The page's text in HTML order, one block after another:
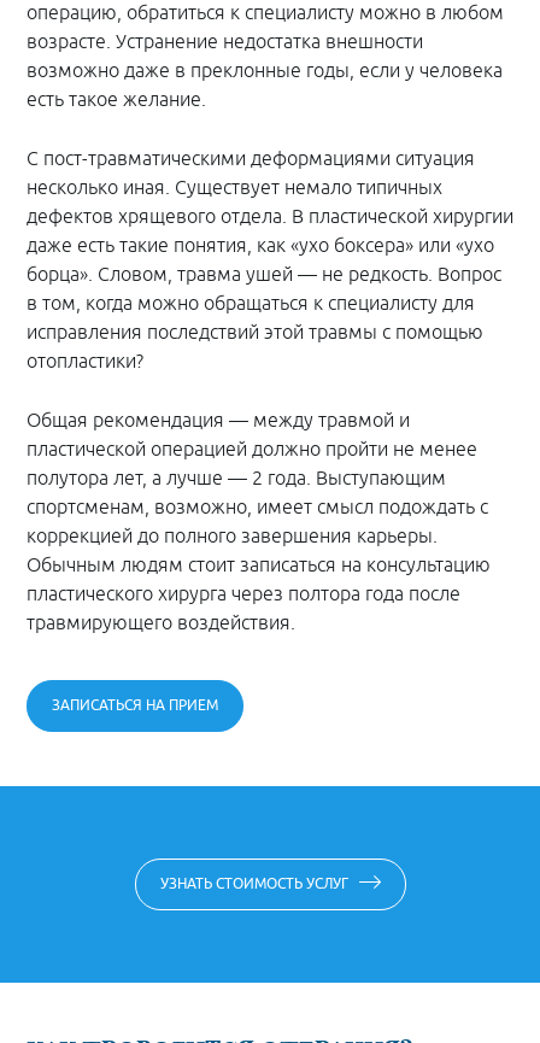
операцию, обратиться к специалисту можно в любом
возрасте. Устранение недостатка внешности
возможно даже в преклонные годы, если у человека
есть такое желание.
С пост-травматическими деформациями ситуация
несколько иная. Существует немало типичных
дефектов хрящевого отдела. В пластической хирургии
даже есть такие понятия, как «ухо боксера» или «ухо
борца». Словом, травма ушей — не редкость. Вопрос
в том, когда можно обращаться к специалисту для
исправления последствий этой травмы с помощью
отопластики?
Общая рекомендация — между травмой и
пластической операцией должно пройти не менее
полутора лет, а лучше — 2 года. Выступающим
спортсменам, возможно, имеет смысл подождать с
коррекцией до полного завершения карьеры.
Обычным людям стоит записаться на консультацию
пластического хирурга через полтора года после
травмирующего воздействия.
ЗАПИСАТЬСЯ НА ПРИЕМ
УЗНАТЬ СТОИМОСТЬ УСЛУГ